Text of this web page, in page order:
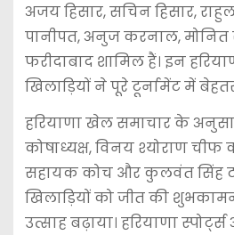
अजय हिसार, सचिन हिसार,
पानीपत, अनुज करनाल, मोनित
फरीदाबाद शामिल हैं। इन
खिलाड़ियों ने पूरे टूर्नामेंट में
हरियाणा खेल समाचार के
कोषाध्यक्ष, विनय श्योराण चीफ
सहायक कोच और कुलवंत सिंह
खिलाड़ियों को जीत की
उत्साह बढ़ाया। हरियाणा